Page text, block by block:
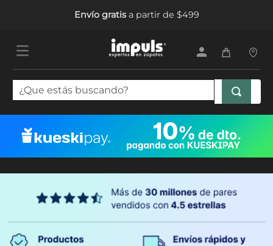
Envío gratisa partir de $499
¿Que estás buscando?
1.
tenis mujer
botas mujer
5. tenis